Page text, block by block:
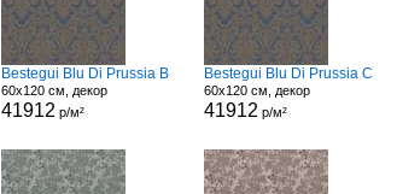
Bestegui Blu Di Prussia B
60x120 см, декор
41912 р/м²
Bestegui Blu Di Prussia C
60x120 см, декор
41912 р/м²